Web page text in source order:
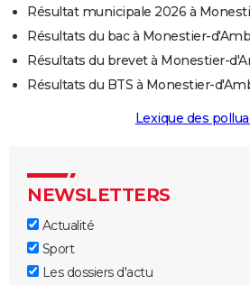
Résultat municipale 2026 à
Résultats du bac à Monestier-
Résultats du brevet à Monestier-
Résultats du BTS à Monestier-
Lexique des
NEWSLETTERS
Actualité
Sport
Les dossiers d'actu